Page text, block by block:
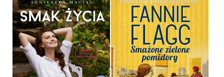
SMAK ŻYCIA
SMAŻONE ZIELONE
POMIDORY